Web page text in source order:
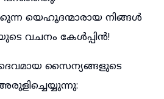
യെഹൂദന്മാരായ നിങ്ങൾ
വചനം കേൾപ്പിൻ!
ദൈവമായ സൈന്യങ്ങളുടെ